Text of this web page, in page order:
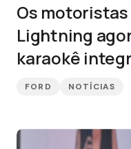
Os motoristas
Lightning
karaokê
FORD NOTÍCIAS